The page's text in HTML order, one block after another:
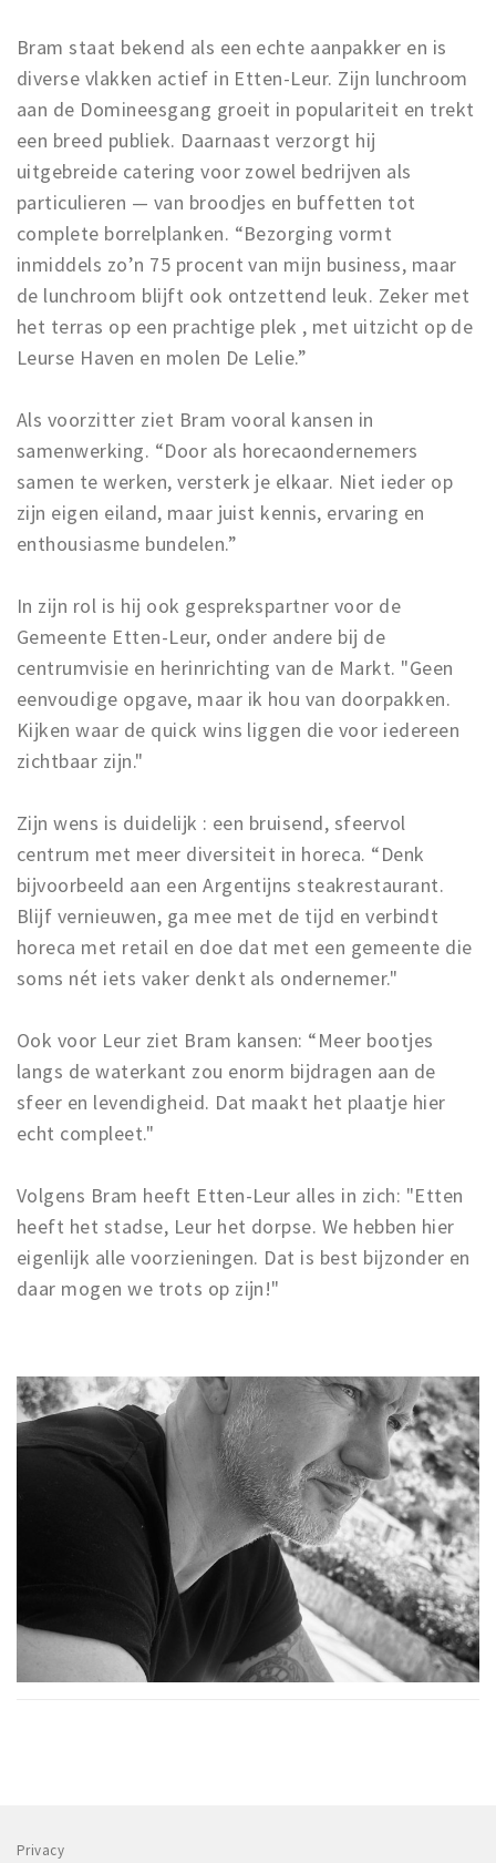
Bram staat bekend als een echte aanpakker en is
diverse vlakken actief in Etten-Leur. Zijn lunchroom
aan de Domineesgang groeit in populariteit en trekt
een breed publiek. Daarnaast verzorgt hij
uitgebreide catering voor zowel bedrijven als
particulieren — van broodjes en buffetten tot
complete borrelplanken. “Bezorging vormt
inmiddels zo’n 75 procent van mijn business, maar
de lunchroom blijft ook ontzettend leuk. Zeker met
het terras op een prachtige plek , met uitzicht op de
Leurse Haven en molen De Lelie.”
Als voorzitter ziet Bram vooral kansen in
samenwerking. “Door als horecaondernemers
samen te werken, versterk je elkaar. Niet ieder op
zijn eigen eiland, maar juist kennis, ervaring en
enthousiasme bundelen.”
In zijn rol is hij ook gesprekspartner voor de
Gemeente Etten-Leur, onder andere bij de
centrumvisie en herinrichting van de Markt. "Geen
eenvoudige opgave, maar ik hou van doorpakken.
Kijken waar de quick wins liggen die voor iedereen
zichtbaar zijn."
Zijn wens is duidelijk : een bruisend, sfeervol
centrum met meer diversiteit in horeca. “Denk
bijvoorbeeld aan een Argentijns steakrestaurant.
Blijf vernieuwen, ga mee met de tijd en verbindt
horeca met retail en doe dat met een gemeente die
soms nét iets vaker denkt als ondernemer."
Ook voor Leur ziet Bram kansen: “Meer bootjes
langs de waterkant zou enorm bijdragen aan de
sfeer en levendigheid. Dat maakt het plaatje hier
echt compleet."
Volgens Bram heeft Etten-Leur alles in zich: "Etten
heeft het stadse, Leur het dorpse. We hebben hier
eigenlijk alle voorzieningen. Dat is best bijzonder en
daar mogen we trots op zijn!"
Privacy